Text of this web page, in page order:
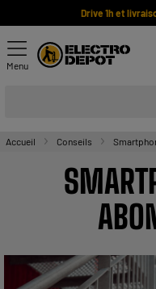
Drive 1h et
Menu
Accueil Conseils